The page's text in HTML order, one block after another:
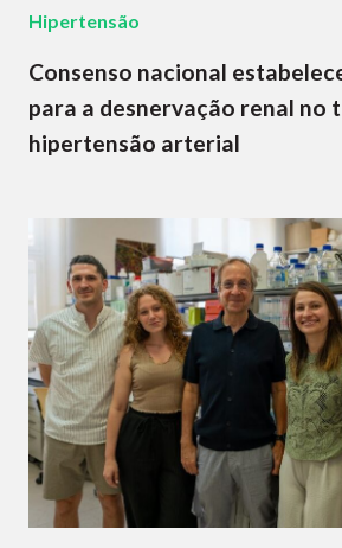
Hipertensão
Consenso nacional
para a desnervação renal no
hipertensão arterial